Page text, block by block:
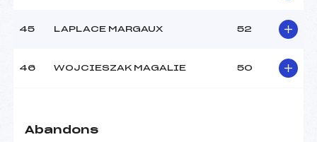
45 LAPLACE MARGAUX 52
46 WOJCIESZAK MAGALIE 50
Abandons